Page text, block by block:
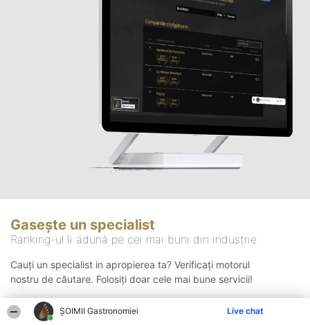
ȘOIMII Gastronomiei Live chat
Gasește un specialist
Ranking-ul îi adună pe cei mai buni din industrie
Cauți un specialist in apropierea ta? Verificați motorul
nostru de căutare. Folosiți doar cele mai bune servicii!